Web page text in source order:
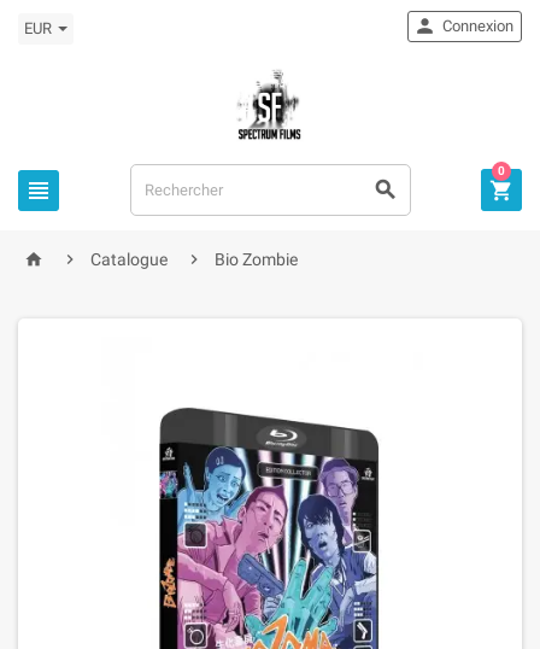
EUR
 
 Connexion

0
home  Catalogue  Bio Zombie